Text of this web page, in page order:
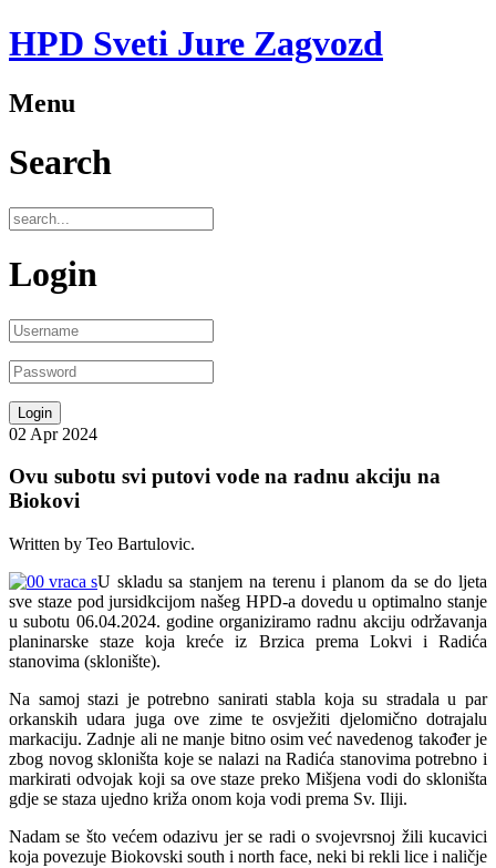
HPD Sveti Jure Zagvozd
Menu
Search
Login
02 Apr 2024
Ovu subotu svi putovi vode na radnu akciju na
Biokovi
Written by Teo Bartulovic.
U skladu sa stanjem na terenu i planom da se do ljeta
sve staze pod jursidkcijom našeg HPD-a dovedu u optimalno stanje
u subotu 06.04.2024. godine organiziramo radnu akciju održavanja
planinarske staze koja kreće iz Brzica prema Lokvi i Radića
stanovima (sklonište).
Na samoj stazi je potrebno sanirati stabla koja su stradala u par
orkanskih udara juga ove zime te osvježiti djelomično dotrajalu
markaciju. Zadnje ali ne manje bitno osim već navedenog također je
zbog novog skloništa koje se nalazi na Radića stanovima potrebno i
markirati odvojak koji sa ove staze preko Mišjena vodi do skloništa
gdje se staza ujedno križa onom koja vodi prema Sv. Iliji.
Nadam se što većem odazivu jer se radi o svojevrsnoj žili kucavici
koja povezuje Biokovski south i north face, neki bi rekli lice i naličje